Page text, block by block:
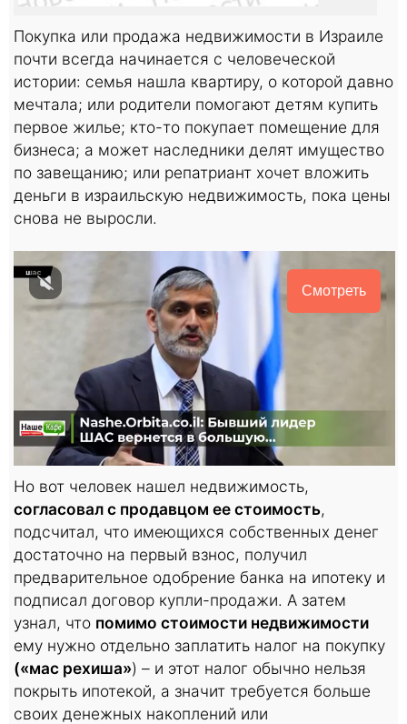
Покупка или продажа недвижимости в Израиле
почти всегда начинается с человеческой
истории: семья нашла квартиру, о которой давно
мечтала; или родители помогают детям купить
первое жилье; кто-то покупает помещение для
бизнеса; а может наследники делят имущество
по завещанию; или репатриант хочет вложить
деньги в израильскую недвижимость, пока цены
снова не выросли.
Смотреть
Но вот человек нашел недвижимость,
согласовал с продавцом ее стоимость,
подсчитал, что имеющихся собственных денег
достаточно на первый взнос, получил
предварительное одобрение банка на ипотеку и
подписал договор купли-продажи. А затем
узнал, что помимо стоимости недвижимости
ему нужно отдельно заплатить налог на покупку
(«мас рехиша») – и этот налог обычно нельзя
покрыть ипотекой, а значит требуется больше
своих денежных накоплений или